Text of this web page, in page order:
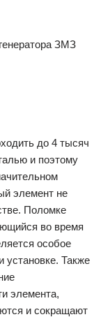
ЗМЗ
до 4 тысяч
и поэтому
элемент не
Поломке
во время
особое
установке. Также
элемента,
и сокращают